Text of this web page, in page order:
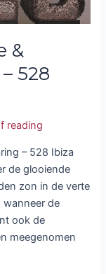
&
528
reading
– 528 Ibiza
de glooiende
zon in de verte
wanneer de
ook de
meegenomen